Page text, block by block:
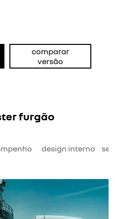
comparar
versão
furgão
design interno